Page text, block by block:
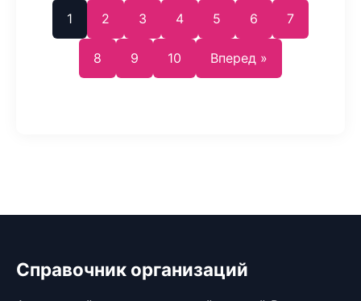
1 2 3 4 5 6 7
8 9 10 Вперед »
Справочник организаций